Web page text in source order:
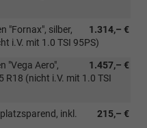
1.314,– €
"Fornax", silber,
i.V. mit 1.0 TSI 95PS)
1.457,– €
"Vega Aero",
(nicht i.V. mit 1.0 TSI
215,– €
inkl.